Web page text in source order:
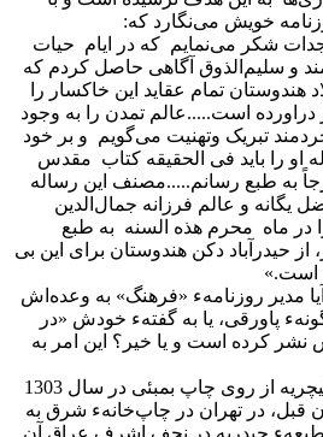
خویش می‌نگارد که:
شکر می‌نمایم که در ایام حیات
و سلیم‌الذوق آگاهی حاصل کردم که
هندوستان تمام عقاید این خاکسار را
دراورده است.....عالم تمدن را به وجود
تبریک وتهنیت می‌گویم و بر خود
را باید فی الحقیقه کتاب مقدس
به طبع رسانم.....مصنف این رساله
یگانه و عالم فرزانه جمال‌الدین
در ماه محرم هذه السنه به طبع
از حیدرآباد دکن هندوستان برای این بی
است.»
مدیر روزنامهء «فرهنگ» به وعده‌اش
پاورقی، یا به گفتهء خودش «در
کرده است و یا خیر؟ این امر به
چاپ چهارم متن فارسی نیچریه از روی چاپ بمبئی در سال 1303
قبل، در تهران در چاپ‌خانهء شرق به
حیدریه در نجف اشرف عراق آن